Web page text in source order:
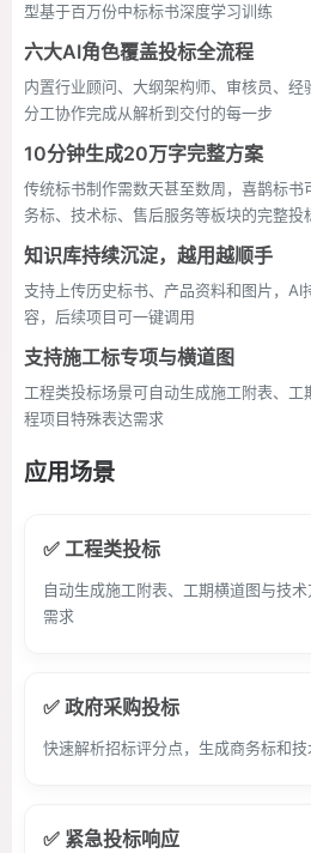
型基于百万份中标标书深度学习训练
六大AI角色覆盖投标全流程
内置行业顾问、大纲架构师、审核员、经
分工协作完成从解析到交付的每一步
10分钟生成20万字完整方案
传统标书制作需数天甚至数周，喜鹊标
务标、技术标、售后服务等板块的完整投
知识库持续沉淀，越用越顺手
支持上传历史标书、产品资料和图片，AI
容，后续项目可一键调用
支持施工标专项与横道图
工程类投标场景可自动生成施工附表、
程项目特殊表达需求
应用场景
✅ 工程类投标
自动生成施工附表、工期横道图与技
需求
✅ 政府采购投标
快速解析招标评分点，生成商务标和
✅ 紧急投标响应